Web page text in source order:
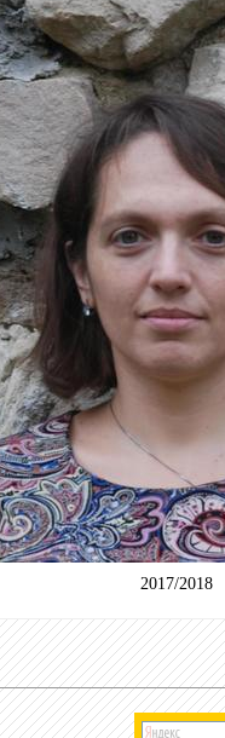
2017/2018